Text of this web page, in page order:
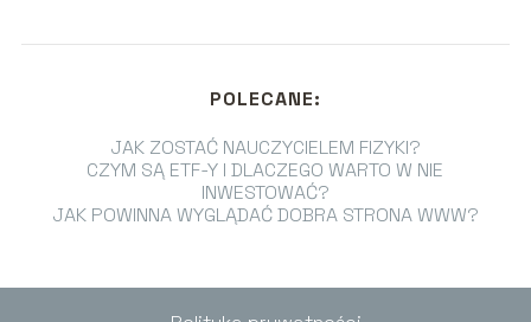
POLECANE:
JAK ZOSTAĆ NAUCZYCIELEM FIZYKI?
CZYM SĄ ETF-Y I DLACZEGO WARTO W NIE
INWESTOWAĆ?
JAK POWINNA WYGLĄDAĆ DOBRA STRONA WWW?